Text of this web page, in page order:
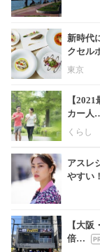
新時代
クセル
東京
【
カー人
くらし
アスレ
やすい
【大
倍…